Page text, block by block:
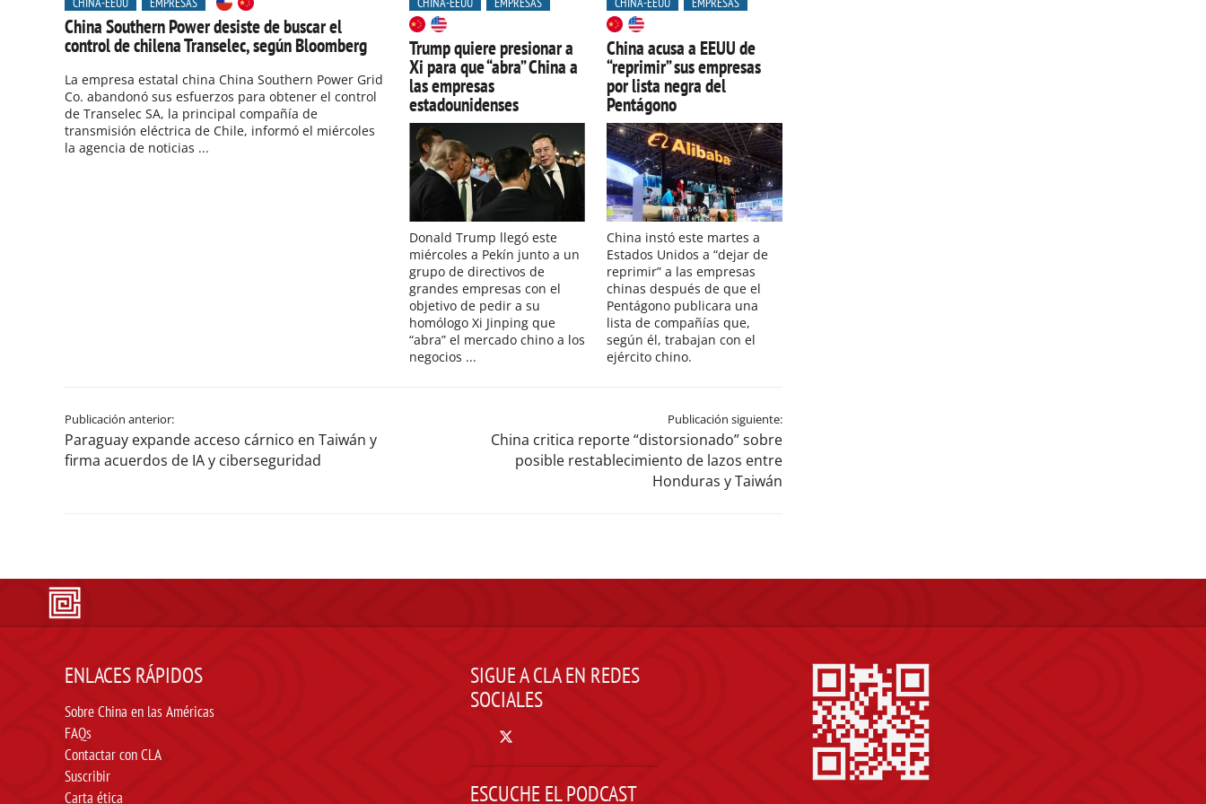
China Southern Power desiste de buscar el
control de chilena Transelec, según Bloomberg
La empresa estatal china China Southern Power Grid
Co. abandonó sus esfuerzos para obtener el control
de Transelec SA, la principal compañía de
transmisión eléctrica de Chile, informó el miércoles
la agencia de noticias ...
Trump quiere presionar a
Xi para que “abra” China a
las empresas
estadounidenses
Donald Trump llegó este
miércoles a Pekín junto a un
grupo de directivos de
grandes empresas con el
objetivo de pedir a su
homólogo Xi Jinping que
“abra” el mercado chino a los
negocios ...
China acusa a EEUU de
“reprimir” sus empresas
por lista negra del
Pentágono
China instó este martes a
Estados Unidos a “dejar de
reprimir” a las empresas
chinas después de que el
Pentágono publicara una
lista de compañías que,
según él, trabajan con el
ejército chino.
Publicación anterior:
Paraguay expande acceso cárnico en Taiwán y
firma acuerdos de IA y ciberseguridad
Publicación siguiente:
China critica reporte “distorsionado” sobre
posible restablecimiento de lazos entre
Honduras y Taiwán
ENLACES RÁPIDOS
Sobre China en las Américas
FAQs
Contactar con CLA
Suscribir
Carta ética
SIGUE A CLA EN REDES
SOCIALES
ESCUCHE EL PODCAST